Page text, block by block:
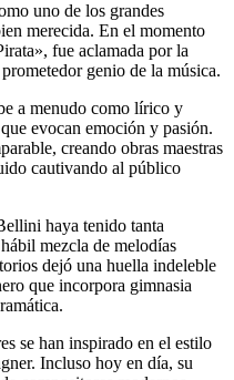
uno de los grandes
merecida. En el momento
fue aclamada por la
genio de la música.
a menudo como lírico y
evocan emoción y pasión.
creando obras maestras
cautivando al público
haya tenido tanta
mezcla de melodías
dejó una huella indeleble
que incorpora gimnasia
se han inspirado en el estilo
Incluso hoy en día, su